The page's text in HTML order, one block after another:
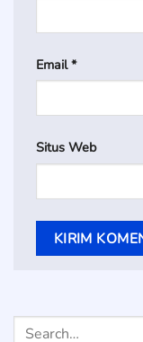
Email*
Situs Web